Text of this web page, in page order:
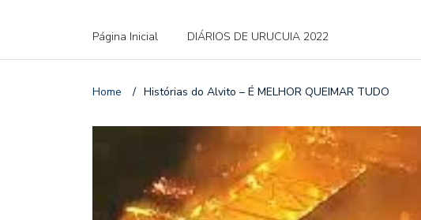
Página Inicial DIÁRIOS DE URUCUIA 2022
Home / Histórias do Alvito – É MELHOR QUEIMAR TUDO